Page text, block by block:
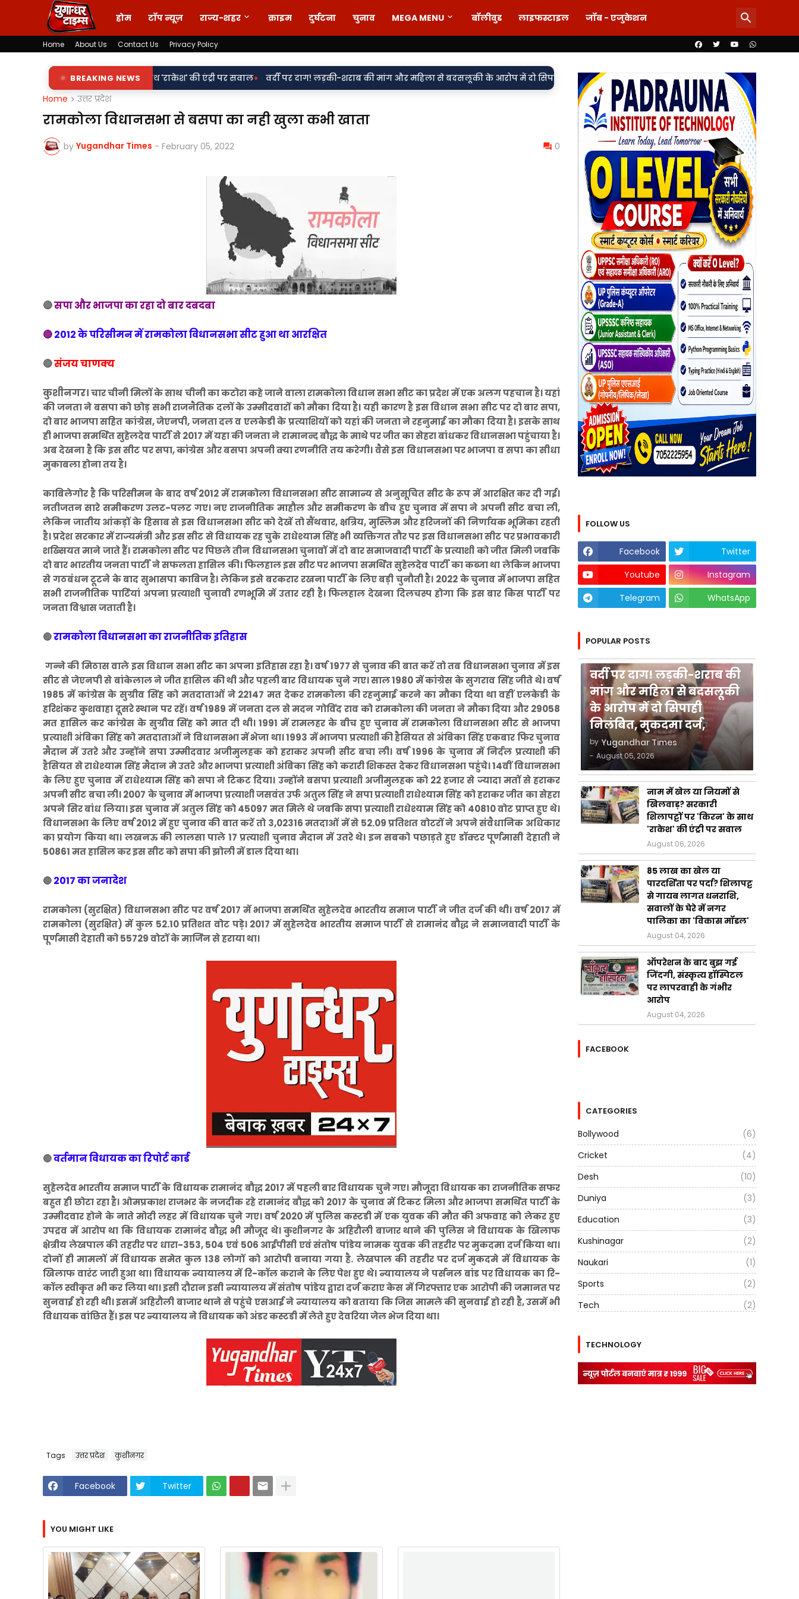
होम टॉप न्यूज़ राज्य-शहर क्राइम दुर्घटना चुनाव MEGA MENU बॉलीवुड लाइफस्टाइल जॉब - एजुकेशन
Home About Us Contact Us Privacy Policy
BREAKING NEWS
पर 'किरन' के साथ 'राकेश' की एंट्री पर सवाल• वर्दी पर दाग! लड़की-शराब की मांग और महिला से बदसलूकी के आरोप में दो सिपाही निलंबित, मुकदमा दर्ज, • 85 लाख का खेल या पारदर्शिता पर पर्दा? शिलापट्ट से
Home उत्तर प्रदेश
रामकोला विधानसभा से बसपा का नही खुला कभी खाता
by Yugandhar Times - February 05, 2022 0
🔴सपा और भाजपा का रहा दो बार दबदबा
🔴2012 के परिसीमन में रामकोला विधानसभा सीट हुआ था आरक्षित
🔴संजय चाणक्य
कुशीनगर।चार चीनी मिलों के साथ चीनी का कटोरा कहे जाने वाला रामकोला विधान सभा सीट का प्रदेश में एक अलग पहचान है। यहां
की जनता ने बसपा को छोड़ सभी राजनैतिक दलों के उम्मीदवारों को मौका दिया है। यही कारण है इस विधान सभा सीट पर दो बार सपा,
दो बार भाजपा सहित कांग्रेस, जेएनपी, जनता दल व एलकेडी के प्रत्याशियों को यहां की जनता ने रहनुमाई का मौका दिया है। इसके साथ
ही भाजपा समर्थित सुहेलदेव पार्टी से 2017 में यहा की जनता ने रामानन्द बौद्ध के माथे पर जीत का सेहरा बांधकर विधानसभा पहुंचाया है।
अब देखना है कि इस सीट पर सपा, कांग्रेस और बसपा अपनी क्या रणनीति तय करेगी। वैसे इस विधानसभा पर भाजपा व सपा का सीधा
मुकाबला होना तय है।
काबिलेगोर है कि परिसीमन के बाद वर्ष 2012 में रामकोला विधानसभा सीट सामान्य से अनुसूचित सीट के रूप में आरक्षित कर दी गई।
नतीजतन सारे समीकरण उलट-पलट गए। नए राजनीतिक माहौल और समीकरण के बीच हुए चुनाव में सपा ने अपनी सीट बचा ली,
लेकिन जातीय आंकड़ों के हिसाब से इस विधानसभा सीट को देखें तो सैंथवार, क्षत्रिय, मुस्लिम और हरिजनों की निर्णायक भूमिका रहती
है। प्रदेश सरकार में राज्यमंत्री और इस सीट से विधायक रह चुके राधेश्याम सिंह भी व्यक्तिगत तौर पर इस विधानसभा सीट पर प्रभावकारी
शख्सियत माने जाते हैं। रामकोला सीट पर पिछले तीन विधानसभा चुनावों में दो बार समाजवादी पार्टी के प्रत्याशी को जीत मिली जबकि
दो बार भारतीय जनता पार्टी ने सफलता हासिल की। फिलहाल इस सीट पर भाजपा समर्थित सुहेलदेव पार्टी का कब्जा था लेकिन भाजपा
से गठबंधन टूटने के बाद सुभासपा काबिज है। लेकिन इसे बरकरार रखना पार्टी के लिए बड़ी चुनौती है। 2022 के चुनाव में भाजपा सहित
सभी राजनीतिक पार्टियां अपना प्रत्याशी चुनावी रणभूमि में उतार रही है। फिलहाल देखना दिलचस्प होगा कि इस बार किस पार्टी पर
जनता विश्वास जताती है।
🔴रामकोला विधानसभा का राजनीतिक इतिहास
गन्ने की मिठास वाले इस विधान सभा सीट का अपना इतिहास रहा है। वर्ष 1977 से चुनाव की बात करें तो तब विधानसभा चुनाव में इस
सीट से जेएनपी से बांकेलाल ने जीत हासिल की थी और पहली बार विधायक चुने गए। साल 1980 में कांग्रेस के सुगराव सिंह जीते थे। वर्ष
1985 में कांग्रेस के सुग्रीव सिंह को मतदाताओं ने 22147 मत देकर रामकोला की रहनुमाई करने का मौका दिया था वहीं एलकेडी के
हरिशंकर कुशवाहा दूसरे स्थान पर रहें। वर्ष 1989 में जनता दल से मदन गोविंद राव को रामकोला की जनता ने मौका दिया और 29058
मत हासिल कर कांग्रेस के सुग्रीव सिंह को मात दी थी। 1991 में रामलहर के बीच हुए चुनाव में रामकोला विधानसभा सीट से भाजपा
प्रत्याशी अंबिका सिंह को मतदाताओं ने विधानसभा में भेजा था। 1993 में भाजपा प्रत्याशी की हैसियत से अंबिका सिंह एकबार फिर चुनाव
मैदान में उतरे और उन्होंने सपा उम्मीदवार अजीमुलहक को हराकर अपनी सीट बचा ली। वर्ष 1996 के चुनाव में निर्दल प्रत्याशी की
हैसियत से राधेश्याम सिंह मैदान मे उतरे और भाजपा प्रत्याशी अंबिका सिंह को करारी शिकस्त देकर विधानसभा पहुंचे। 14वीं विधानसभा
के लिए हुए चुनाव में राधेश्याम सिंह को सपा ने टिकट दिया। उन्होंने बसपा प्रत्याशी अजीमुलहक को 22 हजार से ज्यादा मतों से हराकर
अपनी सीट बचा ली। 2007 के चुनाव में भाजपा प्रत्याशी जसवंत उर्फ अतुल सिंह ने सपा प्रत्याशी राधेश्याम सिंह को हराकर जीत का सेहरा
अपने सिर बांध लिया। इस चुनाव में अतुल सिंह को 45097 मत मिले थे जबकि सपा प्रत्याशी राधेश्याम सिंह को 40810 वोट प्राप्त हुए थे।
विधानसभा के लिए वर्ष 2012 में हुए चुनाव की बात करें तो 3,02316 मतदाओं में से 52.09 प्रतिशत वोटरों ने अपने संवैधानिक अधिकार
का प्रयोग किया था। लखनऊ की लालसा पाले 17 प्रत्याशी चुनाव मैदान में उतरे थे। इन सबको पछाड़ते हुए डॉक्टर पूर्णमासी देहाती ने
50861 मत हासिल कर इस सीट को सपा की झोली में डाल दिया था।
🔴2017 का जनादेश
रामकोला (सुरक्षित) विधानसभा सीट पर वर्ष 2017 में भाजपा समर्थित सुहेलदेव भारतीय समाज पार्टी ने जीत दर्ज की थी। वर्ष 2017 में
रामकोला (सुरक्षित) में कुल 52.10 प्रतिशत वोट पड़े। 2017 में सुहेलदेव भारतीय समाज पार्टी से रामानंद बौद्ध ने समाजवादी पार्टी के
पूर्णमासी देहाती को 55729 वोटों के मार्जिन से हराया था।
🔴वर्तमान विधायक का रिपोर्ट कार्ड
सुहेलदेव भारतीय समाज पार्टी के विधायक रामानंद बौद्ध 2017 में पहली बार विधायक चुने गए। मौजूदा विधायक का राजनीतिक सफर
बहुत ही छोटा रहा है। ओमप्रकाश राजभर के नजदीक रहे रामानंद बौद्ध को 2017 के चुनाव में टिकट मिला और भाजपा समर्थित पार्टी के
उम्मीदवार होने के नाते मोदी लहर में विधायक चुने गए। वर्ष 2020 में पुलिस कस्टडी में एक युवक की मौत की अफवाह को लेकर हुए
उपद्रव में आरोप था कि विधायक रामानंद बौद्ध भी मौजूद थे। कुशीनगर के अहिरौली बाजार थाने की पुलिस ने विधायक के खिलाफ
क्षेत्रीय लेखपाल की तहरीर पर धारा-353, 504 एवं 506 आईपीसी एवं संतोष पांडेय नामक युवक की तहरीर पर मुकदमा दर्ज किया था।
दोनों ही मामलों में विधायक समेत कुल 138 लोगों को आरोपी बनाया गया है. लेखपाल की तहरीर पर दर्ज मुकदमे में विधायक के
खिलाफ वारंट जारी हुआ था। विधायक न्यायालय में रि-कॉल कराने के लिए पेश हुए थे। न्यायालय ने पर्सनल बांड पर विधायक का रि-
कॉल स्वीकृत भी कर लिया था। इसी दौरान इसी न्यायालय में संतोष पांडेय द्वारा दर्ज कराए केस में गिरफ्तार एक आरोपी की जमानत पर
सुनवाई हो रही थी। इसमें अहिरौली बाजार थाने से पहुंचे एसआई ने न्यायालय को बताया कि जिस मामले की सुनवाई हो रही है, उसमें भी
विधायक वांछित हैं। इस पर न्यायालय ने विधायक को अंडर कस्टडी में लेते हुए देवरिया जेल भेज दिया था।
Tags उत्तर प्रदेश कुशीनगर
Facebook Twitter
YOU MIGHT LIKE
FOLLOW US
Facebook
Twitter
Youtube
Instagram
Telegram
WhatsApp
POPULAR POSTS
वर्दी पर दाग! लड़की-शराब की
मांग और महिला से बदसलूकी
के आरोप में दो सिपाही
निलंबित, मुकदमा दर्ज,
by Yugandhar Times
- August 05, 2026
नाम में खेल या नियमों से
खिलवाड़? सरकारी
शिलापट्टों पर 'किरन' के साथ
'राकेश' की एंट्री पर सवाल
August 06, 2026
85 लाख का खेल या
पारदर्शिता पर पर्दा? शिलापट्ट
से गायब लागत धनराशि,
सवालों के घेरे में नगर
पालिका का 'विकास मॉडल'
August 04, 2026
ऑपरेशन के बाद बुझ गई
जिंदगी, संस्कृत्य हॉस्पिटल
पर लापरवाही के गंभीर
आरोप
August 04, 2026
FACEBOOK
CATEGORIES
Bollywood
(6)
Cricket
(4)
Desh
(10)
Duniya
(3)
Education
(3)
Kushinagar
(2)
Naukari
(1)
Sports
(2)
Tech
(2)
TECHNOLOGY